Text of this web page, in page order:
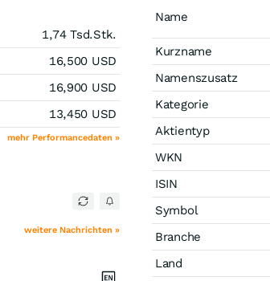
1,74 Tsd.Stk.
16,500 USD
16,900 USD
13,450 USD
mehr Performancedaten »
weitere Nachrichten »
Name
Kurzname
Namenszusatz
Kategorie
Aktientyp
WKN
ISIN
Symbol
Branche
Land